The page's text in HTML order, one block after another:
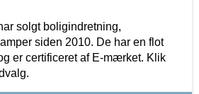
solgt boligindretning,
siden 2010. De har en flot
er certificeret af E-mærket. Klik